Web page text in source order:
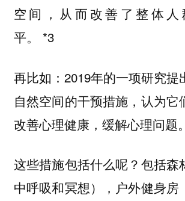
空间，从而改善了整体人
平。 *3
再比如：2019年的一项研究提
自然空间的干预措施，认为它
改善心理健康，缓解心理问题
这些措施包括什么呢？包括森
中呼吸和冥想），户外健身房